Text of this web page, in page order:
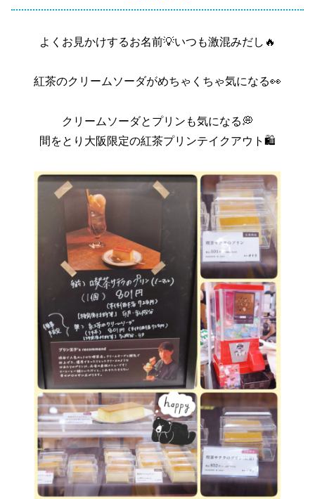
よくお見かけするお名前💡いつも激混みだし🔥
紅茶のクリームソーダがめちゃくちゃ気になる👀
クリームソーダとプリンも気になる💭
間をとり大阪限定の紅茶プリンテイクアウト🛍️